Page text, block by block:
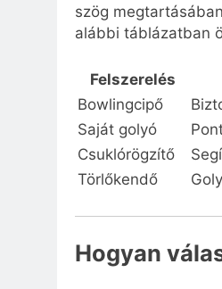
szög
alábbi táblázatban
Felszerelés
Bowlingcipő
Saját golyó
Csuklórögzítő
Törlőkendő
Hogyan